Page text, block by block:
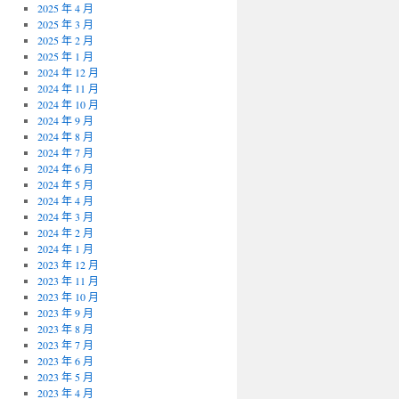
2025 年 4 月
2025 年 3 月
2025 年 2 月
2025 年 1 月
2024 年 12 月
2024 年 11 月
2024 年 10 月
2024 年 9 月
2024 年 8 月
2024 年 7 月
2024 年 6 月
2024 年 5 月
2024 年 4 月
2024 年 3 月
2024 年 2 月
2024 年 1 月
2023 年 12 月
2023 年 11 月
2023 年 10 月
2023 年 9 月
2023 年 8 月
2023 年 7 月
2023 年 6 月
2023 年 5 月
2023 年 4 月